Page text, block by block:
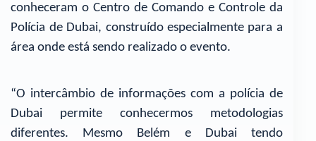
conheceram o Centro de Comando e Controle da
Polícia de Dubai, construído especialmente para a
área onde está sendo realizado o evento.
“O intercâmbio de informações com a polícia de
Dubai permite conhecermos metodologias
diferentes. Mesmo Belém e Dubai tendo